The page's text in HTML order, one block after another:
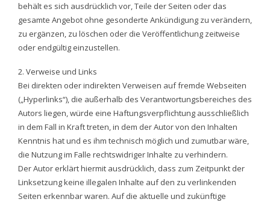
behält es sich ausdrücklich vor, Teile der Seiten oder das
gesamte Angebot ohne gesonderte Ankündigung zu verändern,
zu ergänzen, zu löschen oder die Veröffentlichung zeitweise
oder endgültig einzustellen.
2. Verweise und Links
Bei direkten oder indirekten Verweisen auf fremde Webseiten
(„Hyperlinks“), die außerhalb des Verantwortungsbereiches des
Autors liegen, würde eine Haftungsverpflichtung ausschließlich
in dem Fall in Kraft treten, in dem der Autor von den Inhalten
Kenntnis hat und es ihm technisch möglich und zumutbar wäre,
die Nutzung im Falle rechtswidriger Inhalte zu verhindern.
Der Autor erklärt hiermit ausdrücklich, dass zum Zeitpunkt der
Linksetzung keine illegalen Inhalte auf den zu verlinkenden
Seiten erkennbar waren. Auf die aktuelle und zukünftige